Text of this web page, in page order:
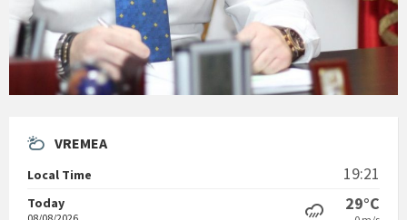
VREMEA
Local Time 19:21
Today 29°C